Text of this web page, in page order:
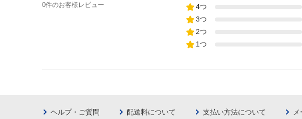
0件のお客様レビュー
4つ
3つ
2つ
1つ
ヘルプ・ご質問 配送料について 支払い方法について メ